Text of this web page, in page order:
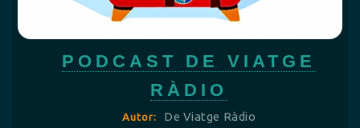
PODCAST DE VIATGE
RÀDIO
Autor: De Viatge Ràdio